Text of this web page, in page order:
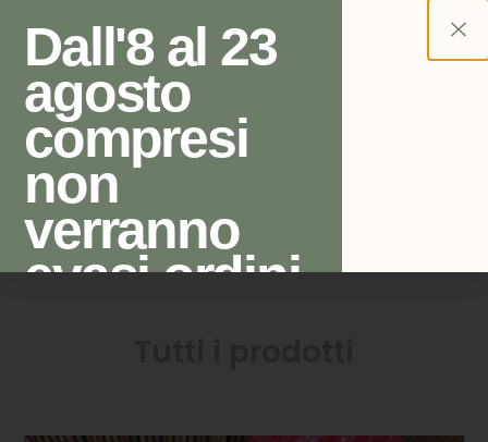
Dall'8 al 23
agosto
compresi
non
verranno
evasi ordini